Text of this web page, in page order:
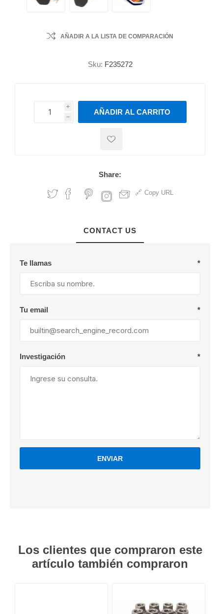
AÑADIR A LA LISTA DE COMPARACIÓN
Sku: F235272
i
h
h
AÑADIR AL CARRITO
Share:
Copy URL
CONTACT US
Te llamas *
Tu email *
Investigación *
ENVIAR
Los clientes que compraron este
artículo también compraron